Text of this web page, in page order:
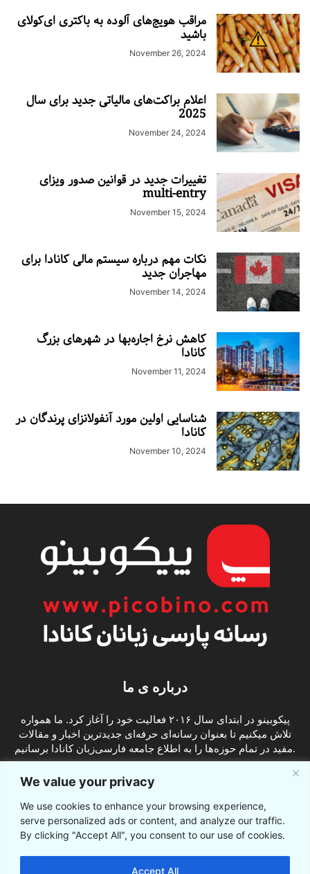
We value your privacy
We use cookies to enhance your browsing experience,
serve personalized ads or content, and analyze our traffic.
By clicking "Accept All", you consent to our use of cookies.
Accept All
مراقب هویج‌های آلوده به باکتری ای‌کولای
باشید
November 26, 2024
اعلام براکت‌های مالیاتی جدید برای سال
2025
November 24, 2024
تغییرات جدید در قوانین صدور ویزای
multi-entry
November 15, 2024
نکات مهم درباره سیستم مالی کانادا برای
مهاجران جدید
November 14, 2024
کاهش نرخ اجاره‌بها در شهرهای بزرگ
کانادا
November 11, 2024
شناسایی اولین مورد آنفولانزای پرندگان در
کانادا
November 10, 2024
درباره ی ما
پیکوبینو در ابتدای سال ۲۰۱۶ فعالیت خود را آغاز کرد. ما همواره
تلاش میکنیم تا بعنوان رسانه‌ای حرفه‌ای جدیدترین اخبار و مقالات
مفید در تمام حوزه‌ها را به اطلاع جامعه فارسی‌زبان کانادا برسانیم.
ما را دنبال کنید